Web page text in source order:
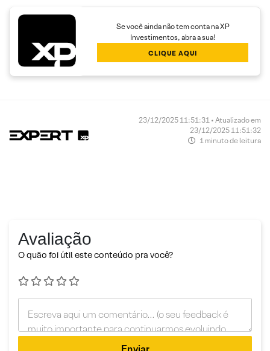
Se você ainda não tem conta na XP
Investimentos, abra a sua!
CLIQUE AQUI
23/12/2025 11:51:31 • Atualizado em
23/12/2025 11:51:32
1 minuto de leitura
Avaliação
O quão foi útil este conteúdo pra você?